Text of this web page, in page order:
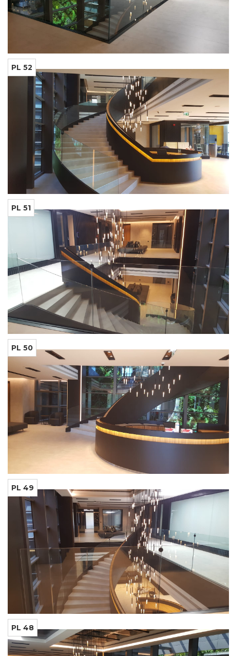
PL 52
PL 51
PL 50
PL 49
PL 48